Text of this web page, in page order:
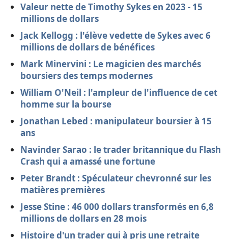
Valeur nette de Timothy Sykes en 2023 - 15
millions de dollars
Jack Kellogg : l'élève vedette de Sykes avec 6
millions de dollars de bénéfices
Mark Minervini : Le magicien des marchés
boursiers des temps modernes
William O'Neil : l'ampleur de l'influence de cet
homme sur la bourse
Jonathan Lebed : manipulateur boursier à 15
ans
Navinder Sarao : le trader britannique du Flash
Crash qui a amassé une fortune
Peter Brandt : Spéculateur chevronné sur les
matières premières
Jesse Stine : 46 000 dollars transformés en 6,8
millions de dollars en 28 mois
Histoire d'un trader qui à pris une retraite